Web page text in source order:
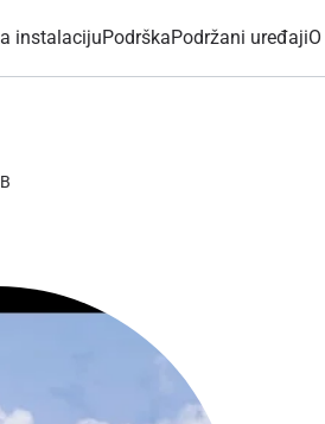
instalacijuPodrškaPodržani uređaji